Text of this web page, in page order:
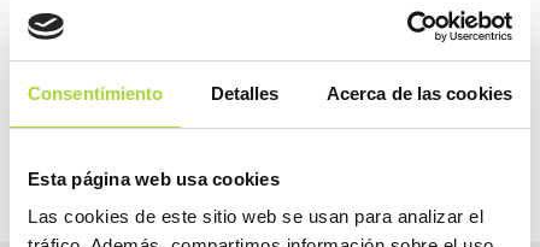
Consentimiento Detalles Acerca de las cookies
Esta página web usa cookies
Las cookies de este sitio web se usan para analizar el
2026
2025